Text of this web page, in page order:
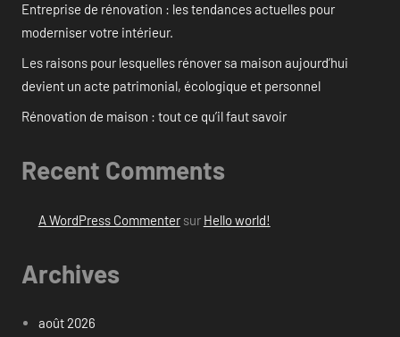
Entreprise de rénovation : les tendances actuelles pour
moderniser votre intérieur.
Les raisons pour lesquelles rénover sa maison aujourd’hui
devient un acte patrimonial, écologique et personnel
Rénovation de maison : tout ce qu’il faut savoir
Recent Comments
A WordPress Commentersur Hello world!
Archives
août 2026